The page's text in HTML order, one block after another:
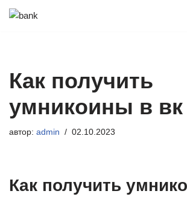
Как получить
умникоины в вк
автор: admin 02.10.2023
Как получить